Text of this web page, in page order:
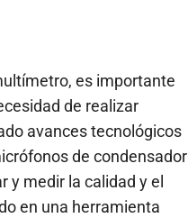
es importante
de realizar
avances tecnológicos
de condensador
y medir la calidad y el
en una herramienta